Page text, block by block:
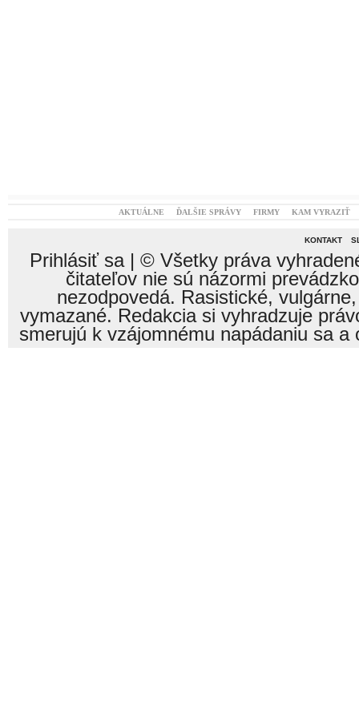
AKTUÁLNE ĎALŠIE SPRÁVY FIRMY KAM VYRAZIŤ
KONTAKT
Prihlásiť sa| © Všetky práva
čitateľov nie sú názormi
nezodpovedá. Rasistické,
vymazané. Redakcia si vyhradzuje
smerujú k vzájomnému napádaniu sa